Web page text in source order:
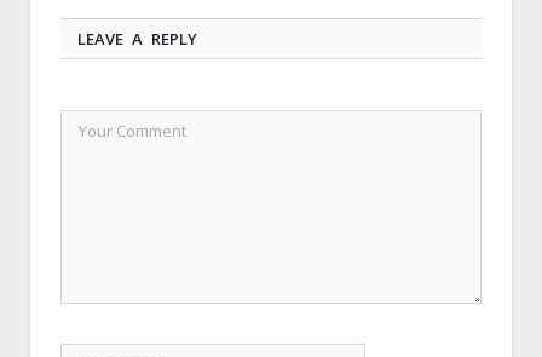
LEAVE A REPLY